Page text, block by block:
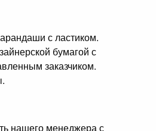
с ластиком.
бумагой с
заказчиком.
нашего менеджера с